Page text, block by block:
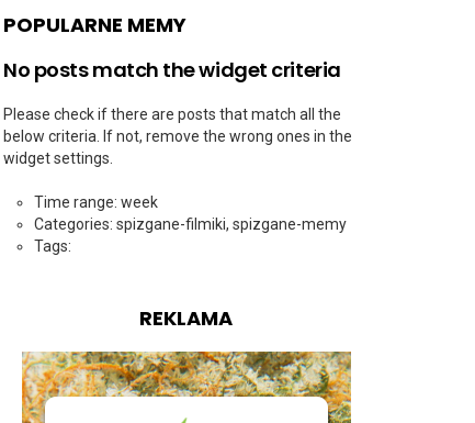
POPULARNE MEMY
No posts match the widget criteria
Please check if there are posts that match all the
below criteria. If not, remove the wrong ones in the
widget settings.
Time range: week
Categories: spizgane-filmiki, spizgane-memy
Tags:
REKLAMA